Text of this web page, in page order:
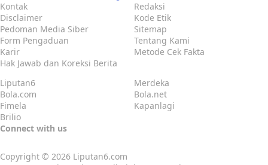
Kontak
Redaksi
Disclaimer
Kode Etik
Pedoman Media Siber
Sitemap
Form Pengaduan
Tentang Kami
Karir
Metode Cek Fakta
Hak Jawab dan Koreksi Berita
Liputan6
Merdeka
Bola.com
Bola.net
Fimela
Kapanlagi
Brilio
Connect with us
Copyright © 2026 Liputan6.com